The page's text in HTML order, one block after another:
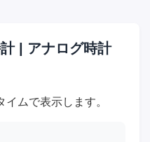
| アナログ時計
ムで表示します。